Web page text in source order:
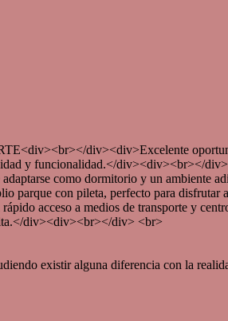
div><div>Excelente
y funcionalidad.</div><div><br></
como dormitorio y un ambiente
parque con pileta, perfecto para
acceso a medios de transporte y
div><div><br></div> <br>
existir alguna diferencia con la